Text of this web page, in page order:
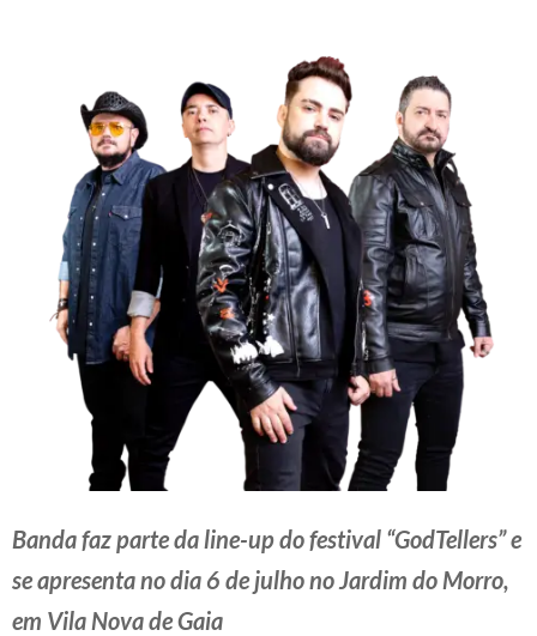
Banda faz parte da line-up do festival “GodTellers” e
se apresenta no dia 6 de julho no Jardim do Morro,
em Vila Nova de Gaia